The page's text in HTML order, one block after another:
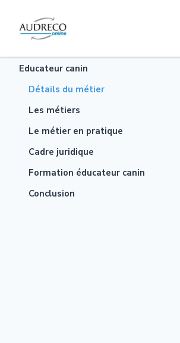
Educateur canin
Détails du métier
Les métiers
Le métier en pratique
Cadre juridique
Formation éducateur canin
Conclusion